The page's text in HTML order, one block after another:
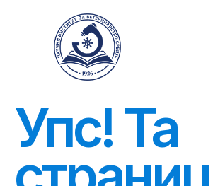
Упс! Та